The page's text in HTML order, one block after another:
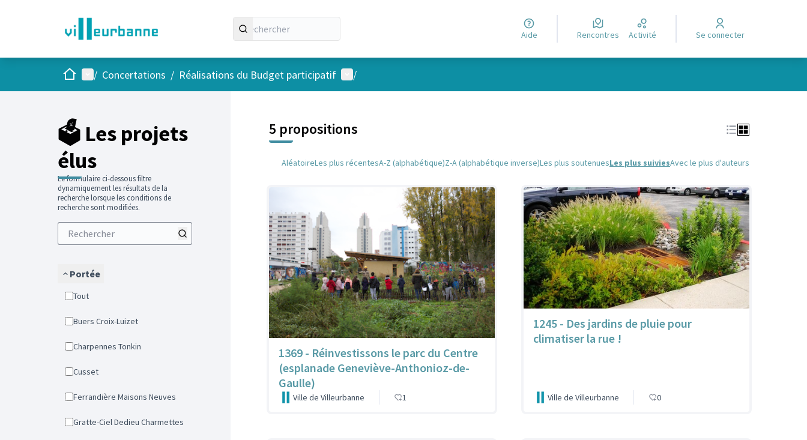
Aide Rencontres Activité Se connecter
AccueilMenu principal
/ Concertations / Réalisations du Budget participatif Menu utilisateur
/
🗳️ Les projets
élus
Le formulaire ci-dessous filtre
dynamiquement les résultats de la
recherche lorsque les conditions de
recherche sont modifiées.
Portée
Tout
Buers Croix-Luizet
Charpennes Tonkin
Cusset
Ferrandière Maisons Neuves
Gratte-Ciel Dedieu Charmettes
5 propositions
AléatoireLes plus récentesA-Z (alphabétique)Z-A (alphabétique inverse)Les plus soutenuesLes plus suiviesAvec le plus d'auteurs
1369 - Réinvestissons le parc du Centre
(esplanade Geneviève-Anthonioz-de-
Gaulle)
Ville de Villeurbanne 1
1245 - Des jardins de pluie pour
climatiser la rue !
Ville de Villeurbanne 0